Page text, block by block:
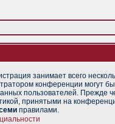
занимает всего
конференции могут
пользователей. Прежде
принятыми на
правилами.